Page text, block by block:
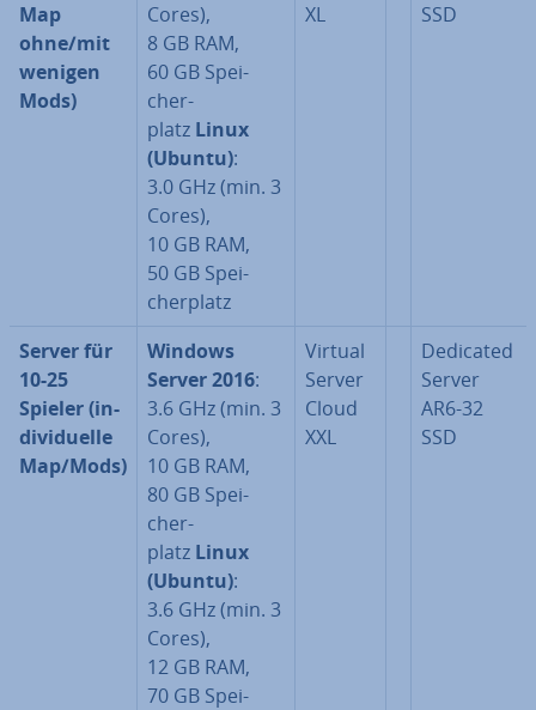
Map
ohne/mit
wenigen
Mods)
Cores),
8 GB RAM,
60 GB Spei­
cher­
platz Linux
(Ubuntu):
3.0 GHz (min. 3
Cores),
10 GB RAM,
50 GB Spei­
cher­platz
XL
SSD
Server für
10-25
Spieler (in­
di­vi­du­el­le
Map/Mods)
Windows
Server 2016:
3.6 GHz (min. 3
Cores),
10 GB RAM,
80 GB Spei­
cher­
platz Linux
(Ubuntu):
3.6 GHz (min. 3
Cores),
12 GB RAM,
70 GB Spei­
Virtual
Server
Cloud
XXL
Dedicated
Server
AR6-32
SSD